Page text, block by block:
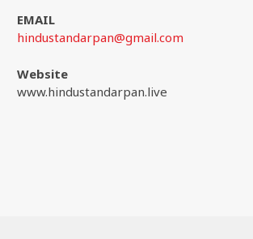
EMAIL
hindustandarpan@gmail.com
Website
www.hindustandarpan.live